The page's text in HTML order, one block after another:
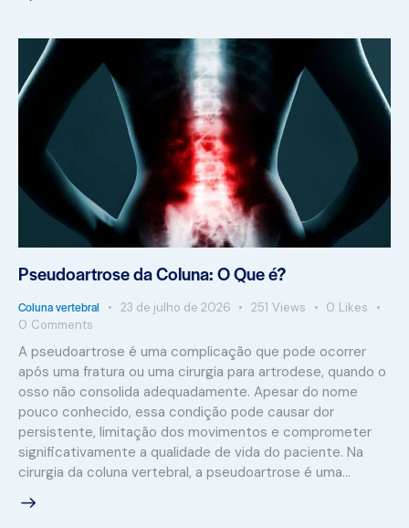
Pseudoartrose da Coluna: O Que é?
Coluna vertebral 23 de julho de 2026 251 Views 0 Likes
0 Comments
A pseudoartrose é uma complicação que pode ocorrer
após uma fratura ou uma cirurgia para artrodese, quando o
osso não consolida adequadamente. Apesar do nome
pouco conhecido, essa condição pode causar dor
persistente, limitação dos movimentos e comprometer
significativamente a qualidade de vida do paciente. Na
cirurgia da coluna vertebral, a pseudoartrose é uma…